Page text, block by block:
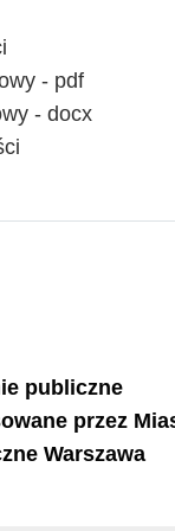
- pdf
- docx
publiczne
przez
Warszawa